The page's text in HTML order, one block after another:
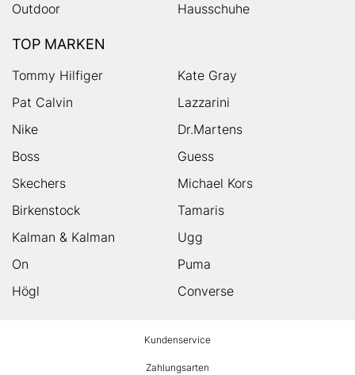
Outdoor
Hausschuhe
TOP MARKEN
Tommy Hilfiger
Kate Gray
Pat Calvin
Lazzarini
Nike
Dr.Martens
Boss
Guess
Skechers
Michael Kors
Birkenstock
Tamaris
Kalman & Kalman
Ugg
On
Puma
Högl
Converse
Kundenservice
Zahlungsarten